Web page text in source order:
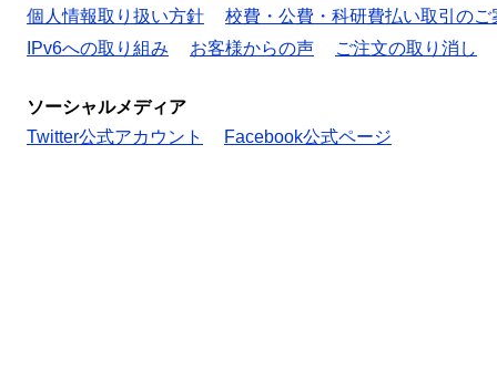
個人情報取り扱い方針
校費・公費・科研費払い取引のご
IPv6への取り組み
お客様からの声 ご注文の取り消し
ソーシャルメディア
Twitter公式アカウント
Facebook公式ページ